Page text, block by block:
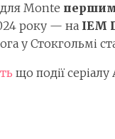
Monte першим
року — на IEM
у Стокгольмі
що події